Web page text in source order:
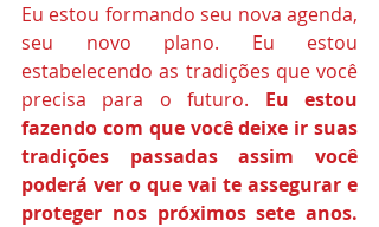
Eu estou formando seu nova agenda,
seu novo plano. Eu estou
estabelecendo as tradições que você
precisa para o futuro. Eu estou
fazendo com que você deixe ir suas
tradições passadas assim você
poderá ver o que vai te assegurar e